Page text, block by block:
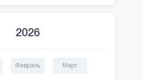
2026
Февраль Март